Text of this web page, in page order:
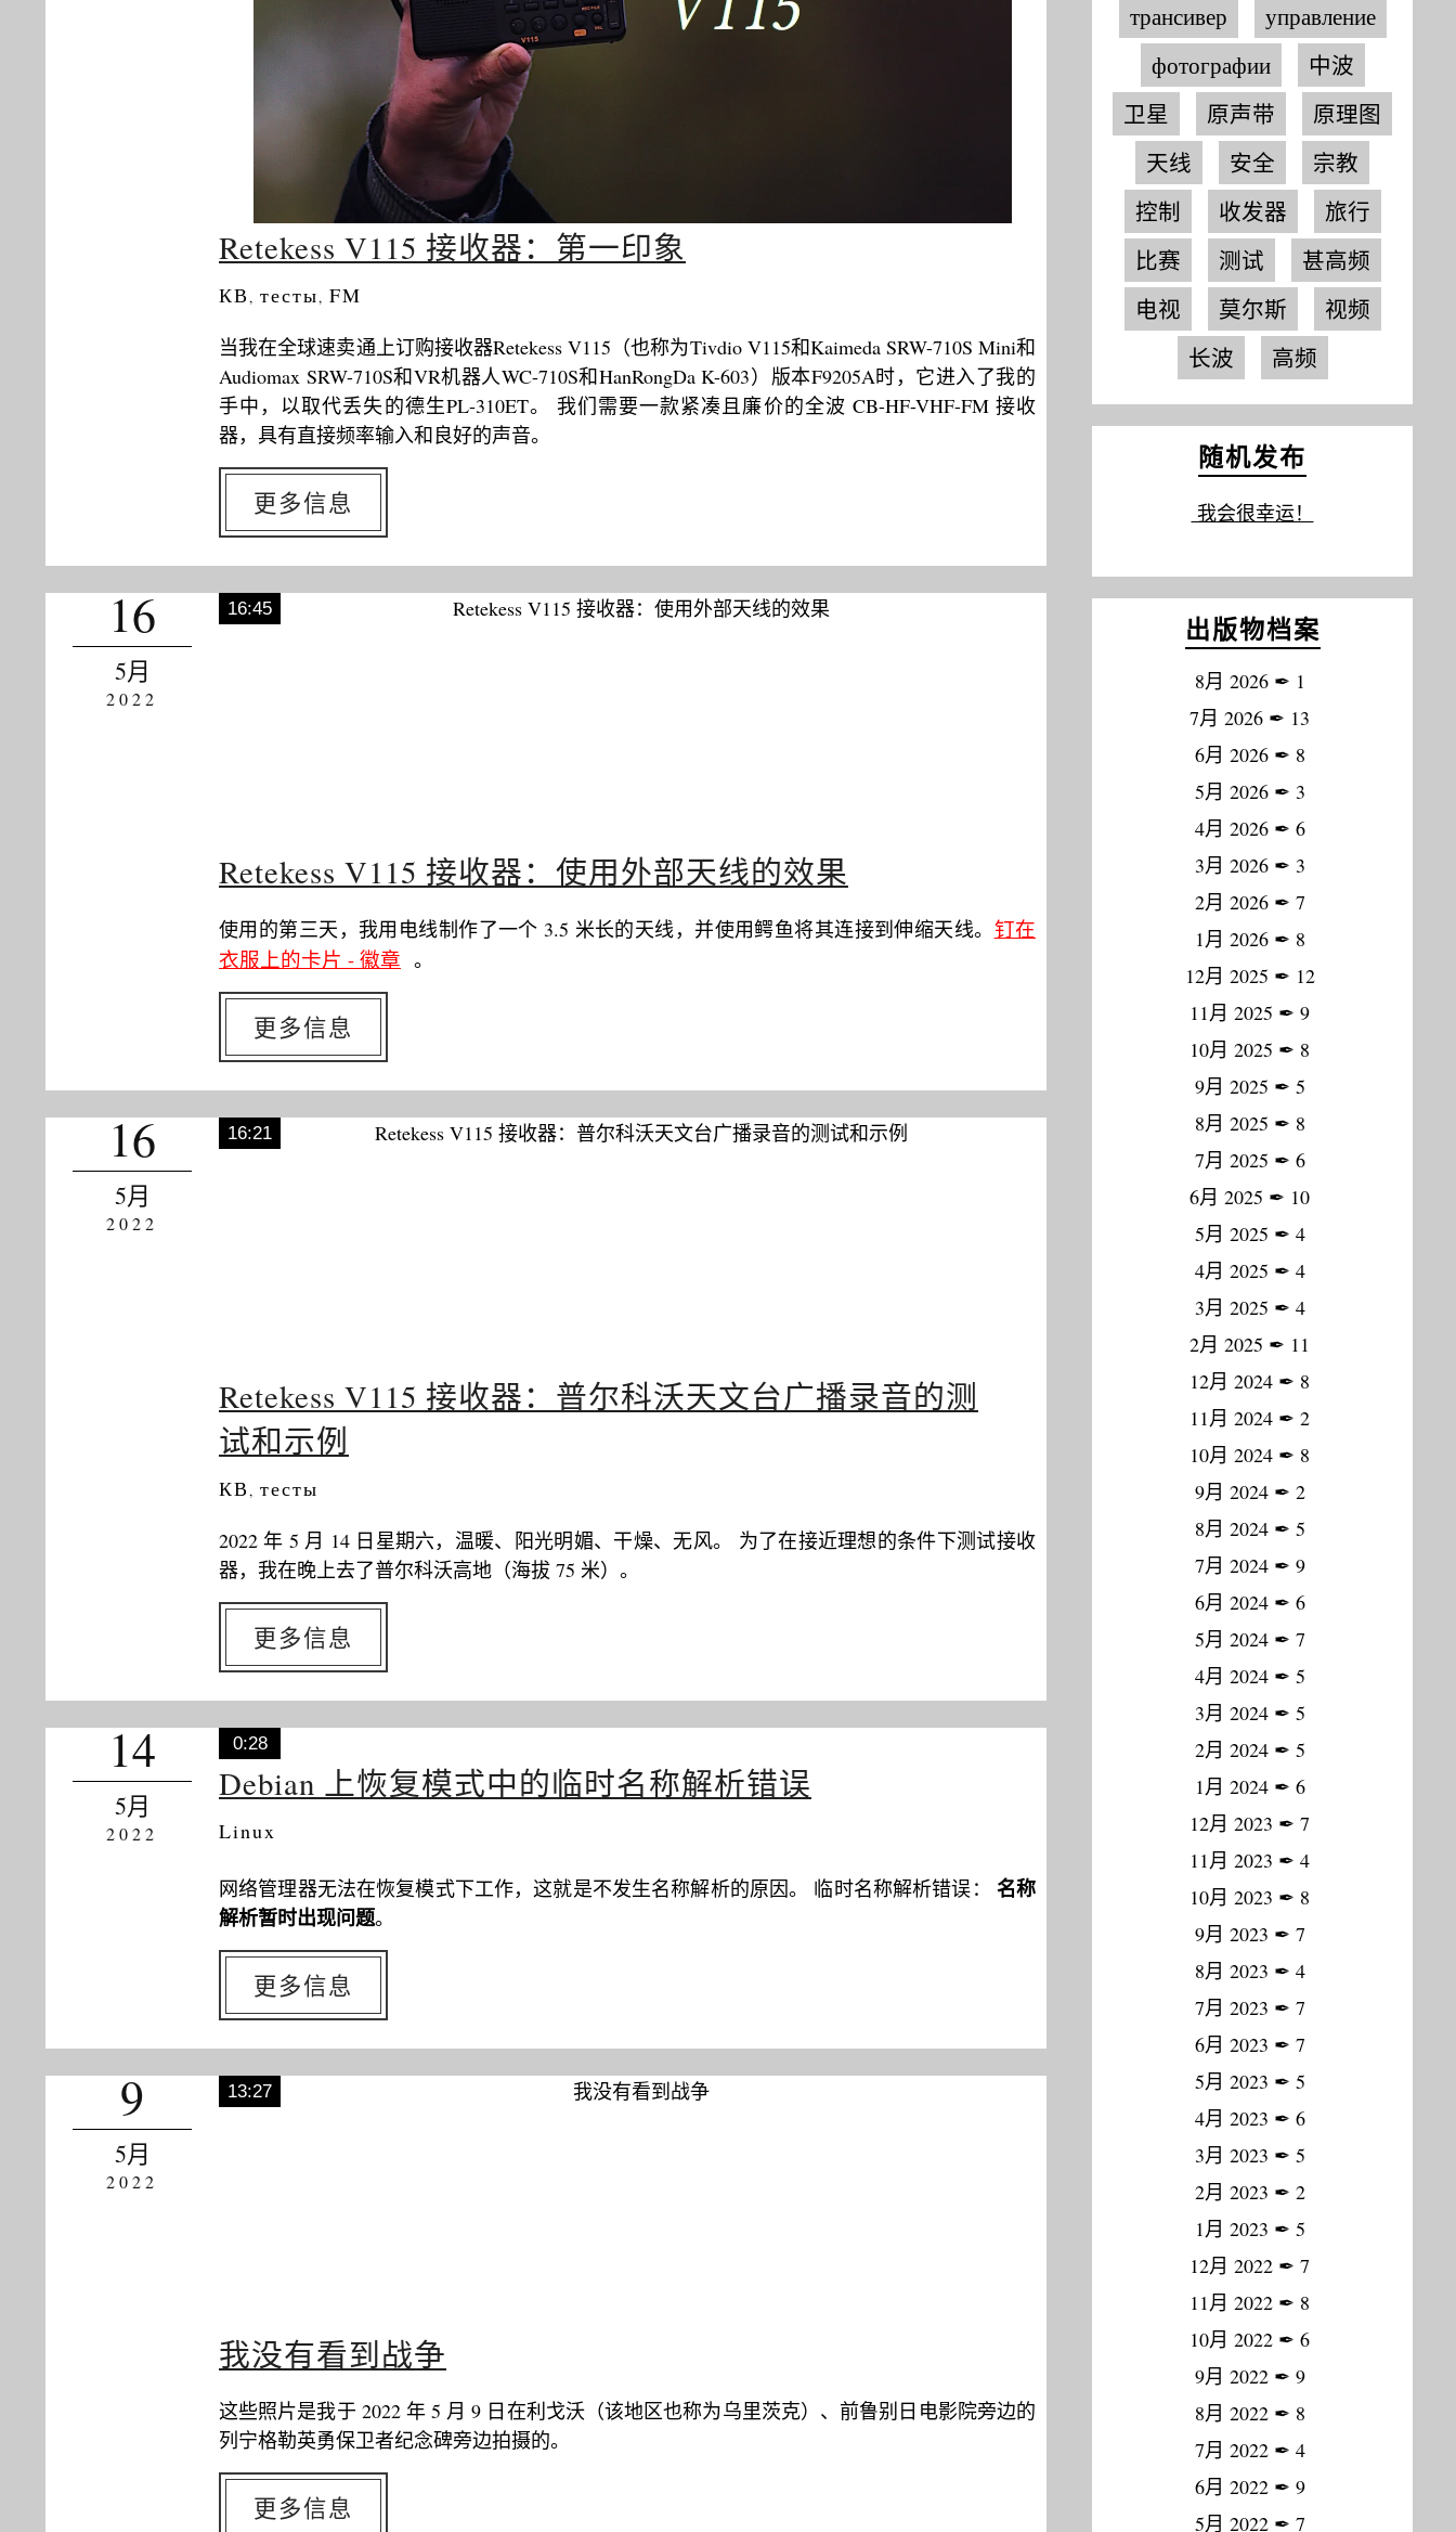
Retekess V115 接收器：第一印象
КВ, тесты, FM
当我在全球速卖通上订购接收器Retekess V115（也称为Tivdio V115和Kaimeda SRW-710S Mini和
Audiomax SRW-710S和VR机器人WC-710S和HanRongDa K-603）版本F9205A时，它进入了我的
手中，以取代丢失的德生PL-310ET。 我们需要一款紧凑且廉价的全波 CB-HF-VHF-FM 接收
器，具有直接频率输入和良好的声音。
更多信息
16
5月
2022
16:45
Retekess V115 接收器：使用外部天线的效果
使用的第三天，我用电线制作了一个 3.5 米长的天线，并使用鳄鱼将其连接到伸缩天线。 钉在
衣服上的卡片 - 徽章 。
更多信息
16
5月
2022
16:21
Retekess V115 接收器：普尔科沃天文台广播录音的测
试和示例
КВ, тесты
2022 年 5 月 14 日星期六，温暖、阳光明媚、干燥、无风。 为了在接近理想的条件下测试接收
器，我在晚上去了普尔科沃高地（海拔 75 米）。
更多信息
14
5月
2022
0:28
Debian 上恢复模式中的临时名称解析错误
Linux
网络管理器无法在恢复模式下工作，这就是不发生名称解析的原因。 临时名称解析错误： 名称
解析暂时出现问题。
更多信息
9
5月
2022
13:27
我没有看到战争
这些照片是我于 2022 年 5 月 9 日在利戈沃（该地区也称为乌里茨克）、前鲁别日电影院旁边的
列宁格勒英勇保卫者纪念碑旁边拍摄的。
更多信息
трансивер
управление
фотографии
中波
卫星
原声带
原理图
天线
安全
宗教
控制
收发器
旅行
比赛
测试
甚高频
电视
莫尔斯
视频
长波
高频
随机发布
我会很幸运！
出版物档案
8月 2026✒ 1
7月 2026 ✒ 13
6月 2026✒ 8
5月 2026✒ 3
4月 2026✒ 6
3月 2026✒ 3
2月 2026✒ 7
1月 2026✒ 8
12月 2025 ✒ 12
11月 2025 ✒ 9
10月 2025 ✒ 8
9月 2025 ✒ 5
8月 2025 ✒ 8
7月 2025 ✒ 6
6月 2025 ✒ 10
5月 2025 ✒ 4
4月 2025 ✒ 4
3月 2025 ✒ 4
2月 2025 ✒ 11
12月 2024 ✒ 8
11月 2024 ✒ 2
10月 2024 ✒ 8
9月 2024✒ 2
8月 2024✒ 5
7月 2024✒ 9
6月 2024✒ 6
5月 2024✒ 7
4月 2024✒ 5
3月 2024✒ 5
2月 2024✒ 5
1月 2024✒ 6
12月 2023 ✒ 7
11月 2023 ✒ 4
10月 2023 ✒ 8
9月 2023 ✒ 7
8月 2023 ✒ 4
7月 2023 ✒ 7
6月 2023 ✒ 7
5月 2023 ✒ 5
4月 2023 ✒ 6
3月 2023 ✒ 5
2月 2023 ✒ 2
1月 2023 ✒ 5
12月 2022 ✒ 7
11月 2022 ✒ 8
10月 2022 ✒ 6
9月 2022✒ 9
8月 2022✒ 8
7月 2022✒ 4
6月 2022✒ 9
5月 2022✒ 7